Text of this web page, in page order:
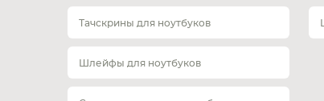
Тачскрины для ноутбуков
Шлейфы для ноутбуков